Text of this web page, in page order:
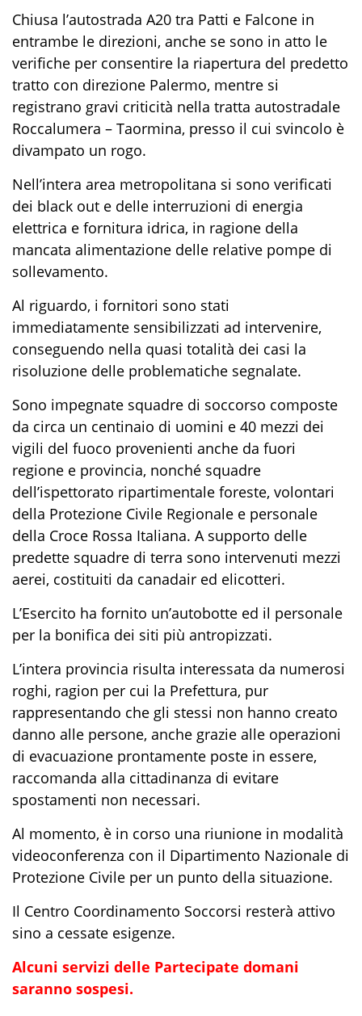
Chiusa l’autostrada A20 tra Patti e Falcone in
entrambe le direzioni, anche se sono in atto le
verifiche per consentire la riapertura del predetto
tratto con direzione Palermo, mentre si
registrano gravi criticità nella tratta autostradale
Roccalumera – Taormina, presso il cui svincolo è
divampato un rogo.
Nell’intera area metropolitana si sono verificati
dei black out e delle interruzioni di energia
elettrica e fornitura idrica, in ragione della
mancata alimentazione delle relative pompe di
sollevamento.
Al riguardo, i fornitori sono stati
immediatamente sensibilizzati ad intervenire,
conseguendo nella quasi totalità dei casi la
risoluzione delle problematiche segnalate.
Sono impegnate squadre di soccorso composte
da circa un centinaio di uomini e 40 mezzi dei
vigili del fuoco provenienti anche da fuori
regione e provincia, nonché squadre
dell’ispettorato ripartimentale foreste, volontari
della Protezione Civile Regionale e personale
della Croce Rossa Italiana. A supporto delle
predette squadre di terra sono intervenuti mezzi
aerei, costituiti da canadair ed elicotteri.
L’Esercito ha fornito un’autobotte ed il personale
per la bonifica dei siti più antropizzati.
L’intera provincia risulta interessata da numerosi
roghi, ragion per cui la Prefettura, pur
rappresentando che gli stessi non hanno creato
danno alle persone, anche grazie alle operazioni
di evacuazione prontamente poste in essere,
raccomanda alla cittadinanza di evitare
spostamenti non necessari.
Al momento, è in corso una riunione in modalità
videoconferenza con il Dipartimento Nazionale di
Protezione Civile per un punto della situazione.
Il Centro Coordinamento Soccorsi resterà attivo
sino a cessate esigenze.
Alcuni servizi delle Partecipate domani
saranno sospesi.